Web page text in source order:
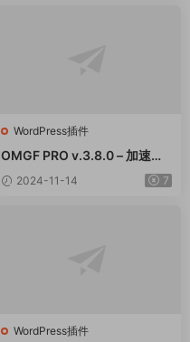
WordPress插件
OMGF PRO v.3.8.0 – 加速谷
歌字體本地化GDPR優化 破解
版插件下載
2024-11-14 7
WordPress插件